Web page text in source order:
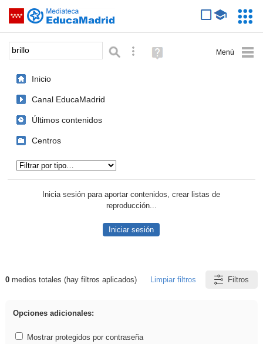
Saltar navegación
Palabra o frase: Búsqueda avanzada
Ayuda
(en
Inicio
Canal EducaMadrid
Últimos contenidos
Centros
Inicia sesión para aportar contenidos, crear listas de
reproducción...
Iniciar sesión
Resultados de: brillo
0medios totales (hay filtros aplicados) Limpiar filtros Filtros
Opciones adicionales:
Mostrar protegidos por contraseña